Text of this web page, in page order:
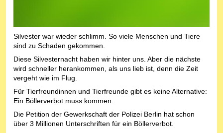
Silvester war wieder schlimm. So viele Menschen und Tiere
sind zu Schaden gekommen.
Diese Silvesternacht haben wir hinter uns. Aber die nächste
wird schneller herankommen, als uns lieb ist, denn die Zeit
vergeht wie im Flug.
Für Tierfreundinnen und Tierfreunde gibt es keine Alternative:
Ein Böllerverbot muss kommen.
Die Petition der Gewerkschaft der Polizei Berlin hat schon
über 3 Millionen Unterschriften für ein Böllerverbot.